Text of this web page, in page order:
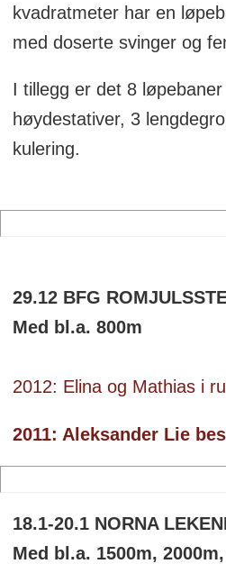
kvadratmeter har en
med doserte svinger og
I tillegg er det 8
høydestativer, 3
kulering.
29.12 BFG
Med bl.a. 800m
2012: Elina og Mathias i
2011: Aleksander Lie
18.1-20.1 NORNA
Med bl.a. 1500m,